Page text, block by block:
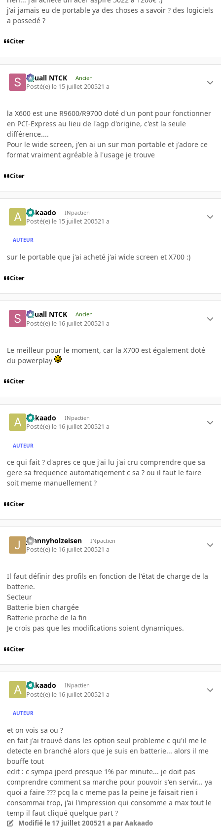
j'ai jamais eu de portable ya des choses a savoir ? des logiciels
a possedé ?
Citer
Squall NTCK Ancien
Posté(e) le 15 juillet 200521 a
la X600 est une R9600/R9700 doté d'un pont pour fonctionner
en PCI-Express au lieu de l'agp d'origine, c'est la seule
différence....
Pour le wide screen, j'en ai un sur mon portable et j'adore ce
format vraiment agréable à l'usage je trouve
Citer
Aakaado INpactien
Posté(e) le 15 juillet 200521 a
AUTEUR
sur le portable que j'ai acheté j'ai wide screen et X700 :)
Citer
Squall NTCK Ancien
Posté(e) le 16 juillet 200521 a
Le meilleur pour le moment, car la X700 est également doté
du powerplay
Citer
Aakaado INpactien
Posté(e) le 16 juillet 200521 a
AUTEUR
ce qui fait ? d'apres ce que j'ai lu j'ai cru comprendre que sa
gere sa frequence automatiqement c sa ? ou il faut le faire
soit meme manuellement ?
Citer
johnnyholzeisen INpactien
Posté(e) le 16 juillet 200521 a
Il faut définir des profils en fonction de l'état de charge de la
batterie.
Secteur
Batterie bien chargée
Batterie proche de la fin
Je crois pas que les modifications soient dynamiques.
Citer
Aakaado INpactien
Posté(e) le 16 juillet 200521 a
AUTEUR
et on vois sa ou ?
en fait j'ai trouvé dans les option seul probleme c qu'il me le
detecte en branché alors que je suis en batterie... alors il me
bouffe tout
edit : c sympa jperd presque 1% par minute... je doit pas
comprendre comment sa marche pour pouvoir s'en servir... ya
quoi a faire ??? pcq la c meme pas la peine je faisait rien i
consommai trop, j'ai l'impression qui consomme a max tout le
temp il faut cliqué quelque part ?
Modifié le 17 juillet 200521 a par Aakaado